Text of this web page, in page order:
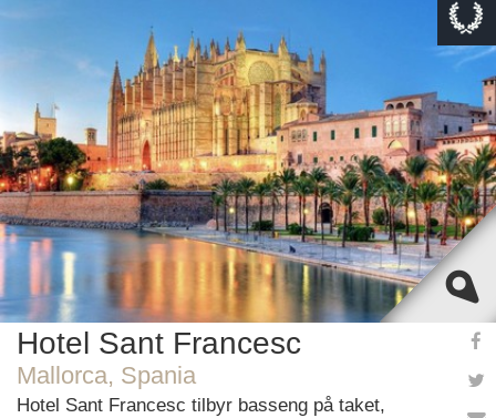
This page can't load Google Maps correctly.
Do you own this website?
Hotel Sant Francesc
Mallorca, Spania
Hotel Sant Francesc tilbyr basseng på taket,